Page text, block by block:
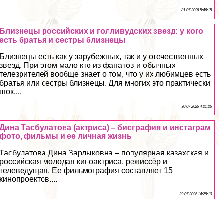
31 07 2026 5:46:15
Близнецы российских и голливудских звезд: у кого
есть братья и сестры близнецы
Близнецы есть как у зарубежных, так и у отечественных
звезд. При этом мало кто из фанатов и обычных
телезрителей вообще знает о том, что у их любимцев есть
братья или сестры близнецы. Для многих это пpaктически
шок....
30 07 2026 4:21:26
Дина Тасбулатова (актриса) – биография и инстаграм
фото, фильмы и ее личная жизнь
Тасбулатова Дина Зарлыковна – популярная казахская и
российская молодая киноактриса, режиссёр и
телеведущая. Ее фильмография составляет 15
кинопроектов....
29 07 2026 14:28:10